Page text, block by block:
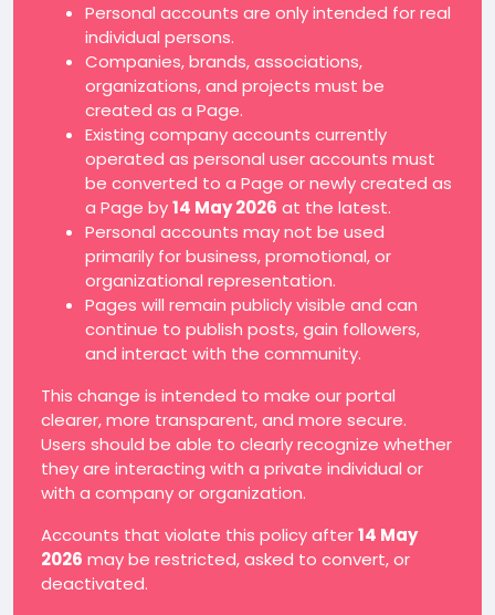
Personal accounts are only intended for real
individual persons.
Companies, brands, associations,
organizations, and projects must be
created as a Page.
Existing company accounts currently
operated as personal user accounts must
be converted to a Page or newly created as
a Page by14 May 2026 at the latest.
Personal accounts may not be used
primarily for business, promotional, or
organizational representation.
Pages will remain publicly visible and can
continue to publish posts, gain followers,
and interact with the community.
This change is intended to make our portal
clearer, more transparent, and more secure.
Users should be able to clearly recognize whether
they are interacting with a private individual or
with a company or organization.
Accounts that violate this policy after14 May
2026 may be restricted, asked to convert, or
deactivated.